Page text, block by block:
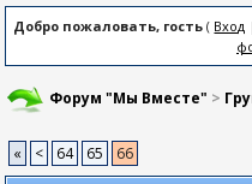
Добро пожаловать, гость ( Вход
Форум "Мы Вместе" >
« < 64 65 66